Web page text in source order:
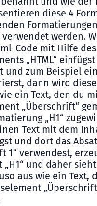
diese 4
werden.
Code mit Hilfe des
„HTML“
und zum Beispiel
dann wird
ein Text, den du
„Überschrift“
„H1“
Text mit dem
und dort das
1“ verwendest,
und daher
aus wie ein Text,